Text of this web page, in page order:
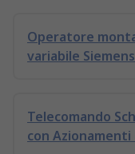
Operatore
variabile
Telecomando
con